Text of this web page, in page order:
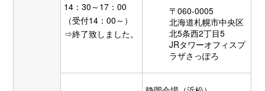
14：30～17：00
（受付14：00～）
⇒終了致しました。
〒060-0005
北海道札幌市中央区
北5条西2丁目5
JRタワーオフィスプ
ラザさっぽろ